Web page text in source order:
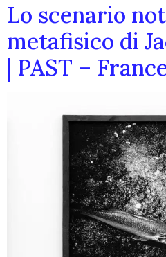
Lo scenario
metafisico di
| PAST –